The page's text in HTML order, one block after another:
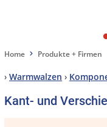
Home Produkte + Firmen
› Warmwalzen ›
Kant- und